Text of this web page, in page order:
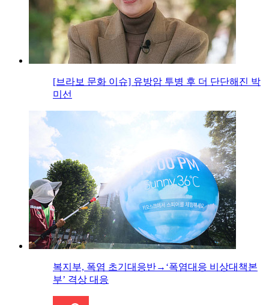
[브라보 문화 이슈] 유방암 투병 후 더 단단해진 박
미선
복지부, 폭염 초기대응반→‘폭염대응 비상대책본
부’ 격상 대응